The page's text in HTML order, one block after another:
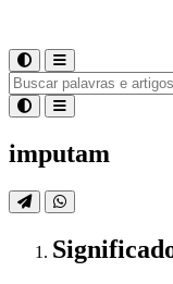
imputam